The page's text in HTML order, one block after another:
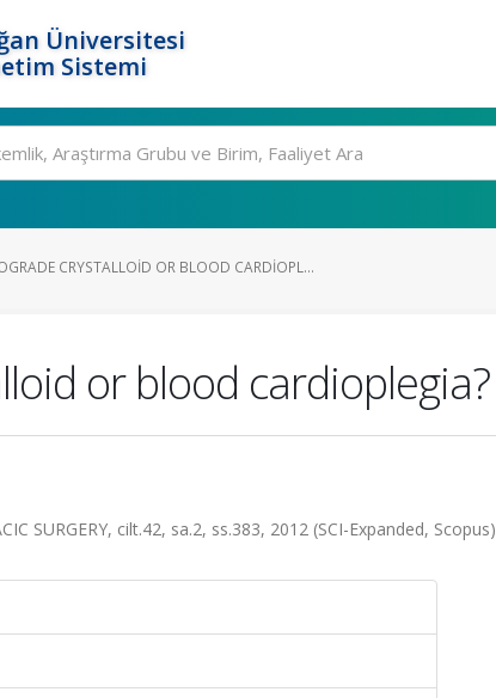
Üniversitesi
Sistemi
CRYSTALLOID OR BLOOD CARDIOPL...
or blood cardioplegia?
SURGERY, cilt.42, sa.2, ss.383, 2012 (SCI-Expanded, Scopus)